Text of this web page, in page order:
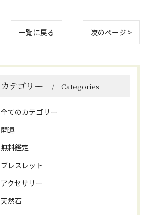
一覧に戻る 次のページ >
カテゴリー Categories
全てのカテゴリー
開運
無料鑑定
ブレスレット
アクセサリー
天然石